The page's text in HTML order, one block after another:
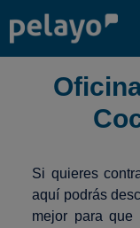
Si quieres
aquí podrás
mejor para que